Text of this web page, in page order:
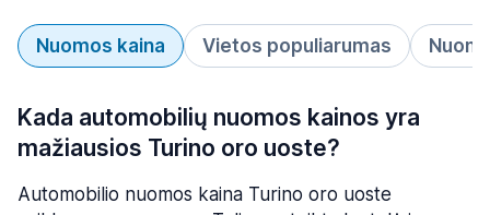
Nuomos kaina Vietos populiarumas
Kada automobilių nuomos kainos yra
mažiausios Turino oro uoste?
Automobilio nuomos kaina Turino oro uoste